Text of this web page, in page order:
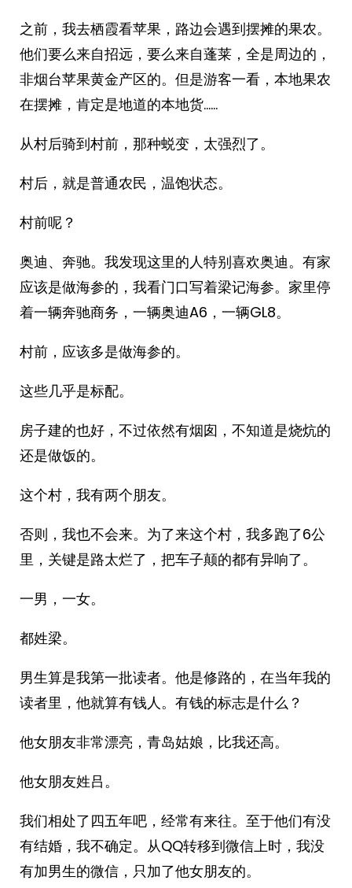
之前，我去栖霞看苹果，路边会遇到摆摊的果农。
他们要么来自招远，要么来自蓬莱，全是周边的，
非烟台苹果黄金产区的。但是游客一看，本地果农
在摆摊，肯定是地道的本地货……
从村后骑到村前，那种蜕变，太强烈了。
村后，就是普通农民，温饱状态。
村前呢？
奥迪、奔驰。我发现这里的人特别喜欢奥迪。有家
应该是做海参的，我看门口写着梁记海参。家里停
着一辆奔驰商务，一辆奥迪A6，一辆GL8。
村前，应该多是做海参的。
这些几乎是标配。
房子建的也好，不过依然有烟囱，不知道是烧炕的
还是做饭的。
这个村，我有两个朋友。
否则，我也不会来。为了来这个村，我多跑了6公
里，关键是路太烂了，把车子颠的都有异响了。
一男，一女。
都姓梁。
男生算是我第一批读者。他是修路的，在当年我的
读者里，他就算有钱人。有钱的标志是什么？
他女朋友非常漂亮，青岛姑娘，比我还高。
他女朋友姓吕。
我们相处了四五年吧，经常有来往。至于他们有没
有结婚，我不确定。从QQ转移到微信上时，我没
有加男生的微信，只加了他女朋友的。